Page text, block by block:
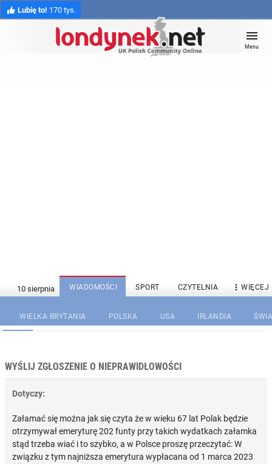
Lubię to! 170 tys.
Menu
WIADOMOŚCI SPORT CZYTELNIA  WIĘCEJ
WIELKA BRYTANIA POLSKA USA IRLANDIA
WYŚLIJ ZGŁOSZENIE O NIEPRAWIDŁOWOŚCI
Dotyczy:
Załamać się można jak się czyta że w wieku 67 lat Polak będzie
otrzymywał emeryturę 202 funty przy takich wydatkach załamka
stąd trzeba wiać i to szybko, a w Polsce proszę przeczytać: W
związku z tym najniższa emerytura wypłacana od 1 marca 2023